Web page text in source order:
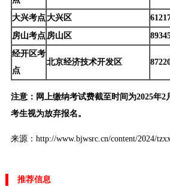
大兴考点大兴区
房山考点 房山区
经开区考
点
北京经济技术开发区
注意：网上缴纳考试费截至时间为2025年2
考生视为放弃报名。
来源：http://www.bjwsrc.cn/content/2024/
推荐信息